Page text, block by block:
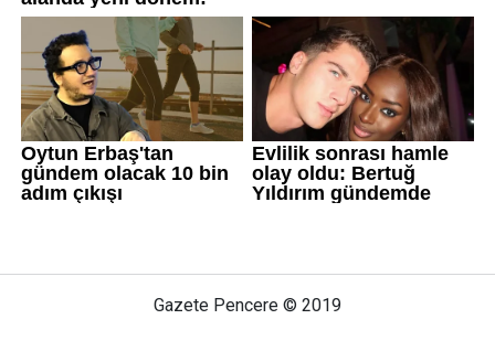
Gazete Pencere © 2019